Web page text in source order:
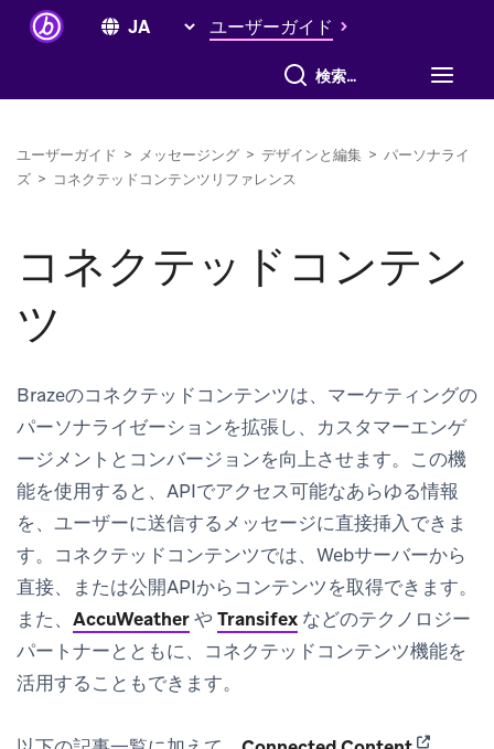
ユーザーガイド
すべて検索
ユーザーガイド > メッセージング > デザインと編集 > パーソナライ
ズ > コネクテッドコンテンツリファレンス
コネクテッドコンテン
ツ
Brazeのコネクテッドコンテンツは、マーケティングの
パーソナライゼーションを拡張し、カスタマーエンゲ
ージメントとコンバージョンを向上させます。この機
能を使用すると、APIでアクセス可能なあらゆる情報
を、ユーザーに送信するメッセージに直接挿入できま
す。コネクテッドコンテンツでは、Webサーバーから
直接、または公開APIからコンテンツを取得できます。
また、 AccuWeatherや Transifex などのテクノロジー
パートナーとともに、コネクテッドコンテンツ機能を
活用することもできます。